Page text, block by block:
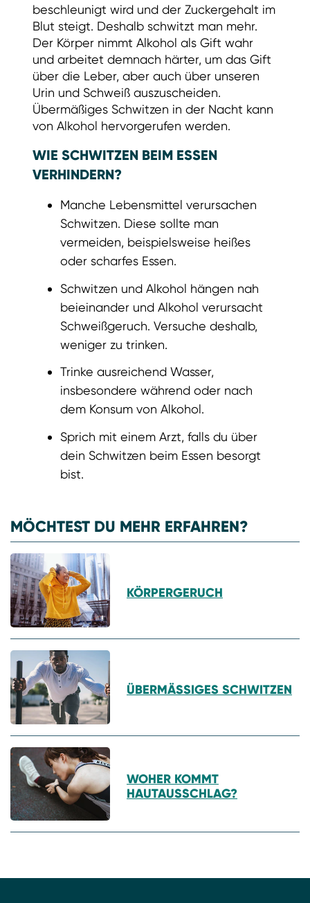
beschleunigt wird und der Zuckergehalt im
Blut steigt. Deshalb schwitzt man mehr.
Der Körper nimmt Alkohol als Gift wahr
und arbeitet demnach härter, um das Gift
über die Leber, aber auch über unseren
Urin und Schweiß auszuscheiden.
Übermäßiges Schwitzen in der Nacht kann
von Alkohol hervorgerufen werden.
WIE SCHWITZEN BEIM ESSEN
VERHINDERN?
Manche Lebensmittel verursachen
Schwitzen. Diese sollte man
vermeiden, beispielsweise heißes
oder scharfes Essen.
Schwitzen und Alkohol hängen nah
beieinander und Alkohol verursacht
Schweißgeruch. Versuche deshalb,
weniger zu trinken.
Trinke ausreichend Wasser,
insbesondere während oder nach
dem Konsum von Alkohol.
Sprich mit einem Arzt, falls du über
dein Schwitzen beim Essen besorgt
bist.
MÖCHTEST DU MEHR ERFAHREN?
KÖRPERGERUCH
ÜBERMÄSSIGES SCHWITZEN
WOHER KOMMT
HAUTAUSSCHLAG?